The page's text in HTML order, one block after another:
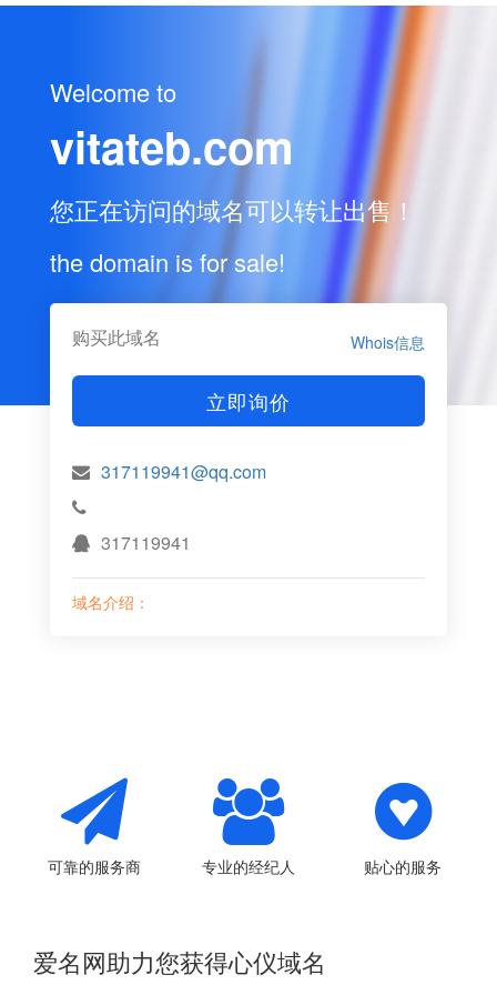
Welcome to
vitateb.com
您正在访问的域名可以转让出售！
the domain is for sale!
购买此域名 Whois信息
立即询价
317119941@qq.com
317119941
域名介绍：
可靠的服务商 专业的经纪人 贴心的服务
爱名网助力您获得心仪域名